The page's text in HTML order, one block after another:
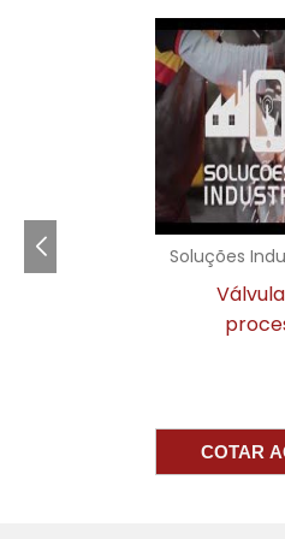
na rede, mas também
em situações de
permitindo que sua
custos de energia e
rede. A
adaptação do
Emergência
fazem
para diferentes
desde indústrias até
EMERGÊNCIA
Investir em um
COTAR